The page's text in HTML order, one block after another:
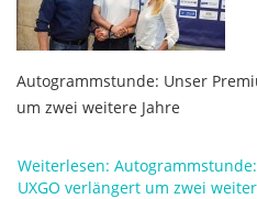
Autogrammstunde: Unser
um zwei weitere Jahre
Weiterlesen:
UXGO verlängert um zwei